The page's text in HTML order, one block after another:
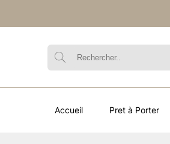
Accueil Pret à Porter